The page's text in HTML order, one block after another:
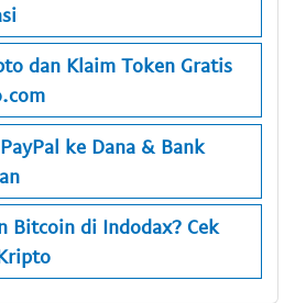
dan Klaim Token Gratis
ke Dana & Bank
Bitcoin di Indodax? Cek